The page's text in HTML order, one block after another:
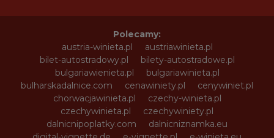
Polecamy:
austria-winieta.pl
austriawinieta.pl
bilet-autostradowy.pl
bilety-autostradowe.pl
bulgariawienieta.pl
bulgariawinieta.pl
bulharskadalnice.com
cenawiniety.pl
cenywiniet.pl
chorwacjawinieta.pl
czechy-winieta.pl
czechywinieta.pl
czechywiniety.pl
dalnicnipoplatky.com
dalnicniznamka.eu